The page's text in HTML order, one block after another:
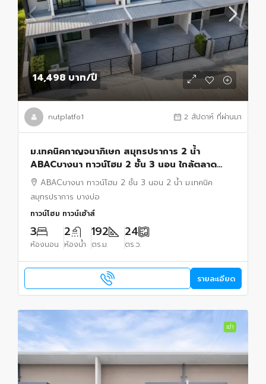
14,498 บาท/ปี
nutplatfo1 2 สัปดาห์ ที่ผ่านมา
ม.เทคนิคกาญจนาภิเษก สมุทรปราการ 2 น้ำ
ABACบางนา ทาวน์โฮม 2 ชั้น 3 นอน ใกล้ตลาด
เสริมสุข บางบ่อ 800 ม.24 ตร.ว. ตร.ม.พร้อมครัว
ต่อเติมใหม่
ABACบางนา ทาวน์โฮม 2 ชั้น 3 นอน 2 น้ำ ม.เทคนิค
สมุทรปราการ บางบ่อ
ทาวน์โฮม ทาวน์เฮ้าส์
3
ห้องนอน
2
ห้องน้ำ
192
ตร.ม.
24
ตร.ว.
รายละเอียด
เช่า